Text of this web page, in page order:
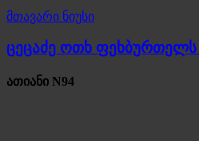
მთავარი ნიუსი
ცეცაძე ოთხ
ათიანი N94